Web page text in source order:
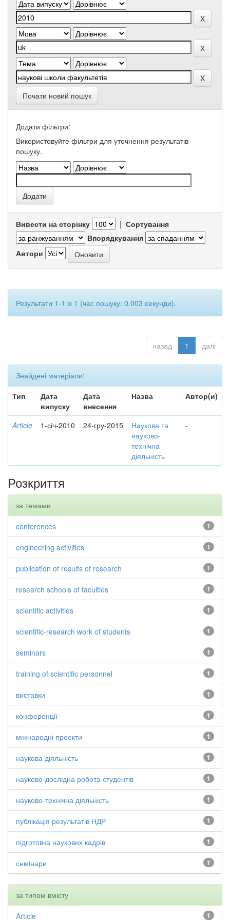
Почати новий пошук
Додати фільтри:
Використовуйте фільтри для уточнення результатів
пошуку.
Вивести на сторінку | Сортування
Впорядкування
Автори
Результати 1-1 зі 1 (час пошуку: 0.003 секунди).
назад 1 далі
Знайдені матеріали:
Тип
Дата
випуску
Дата
внесення
Назва Автор(и)
Article 1-січ-2010 24-гру-2015
Наукова та
науково-
технічна
діяльність
-
Розкриття
за темами
1
conferences
1
engineering activities
1
publication of results of research
1
research schools of faculties
1
scientific activities
1
scientific-research work of students
1
seminars
1
training of scientific personnel
1
виставки
1
конференції
1
міжнародні проекти
1
наукова діяльність
1
науково-дослідна робота студентів
1
науково-технічна діяльність
1
публікація результатів НДР
1
підготовка наукових кадрів
1
семінари
за типом вмісту
1
Article